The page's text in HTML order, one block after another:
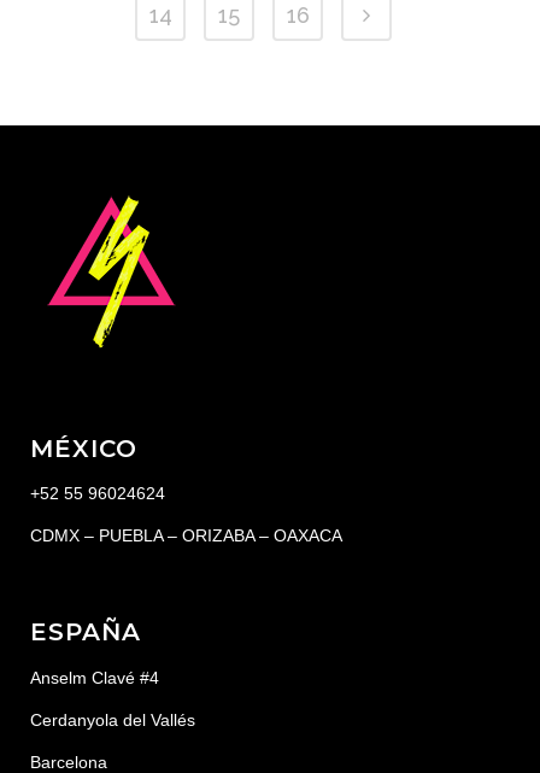
14
15 16
MÉXICO
+52 55 96024624
CDMX – PUEBLA – ORIZABA – OAXACA
ESPAÑA
Anselm Clavé #4
Cerdanyola del Vallés
Barcelona